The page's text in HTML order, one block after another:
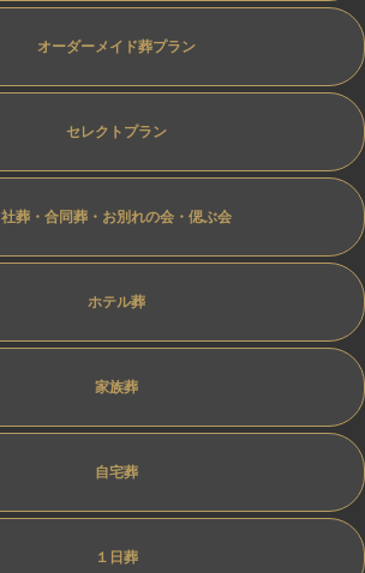
オーダーメイド葬プラン
セレクトプラン
社葬・合同葬・お別れの会・偲ぶ会
ホテル葬
家族葬
自宅葬
１日葬